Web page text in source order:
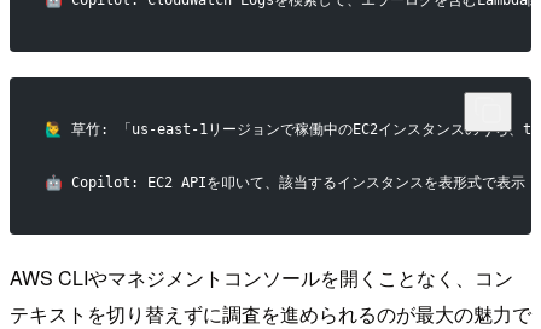
🙋‍♂️ 草竹: 「us-east-1リージョンで稼働中のEC2インスタンスのうち、
🤖 Copilot: EC2 APIを叩いて、該当するインスタンスを表形式で表示
AWS CLIやマネジメントコンソールを開くことなく、コン
テキストを切り替えずに調査を進められるのが最大の魅力で